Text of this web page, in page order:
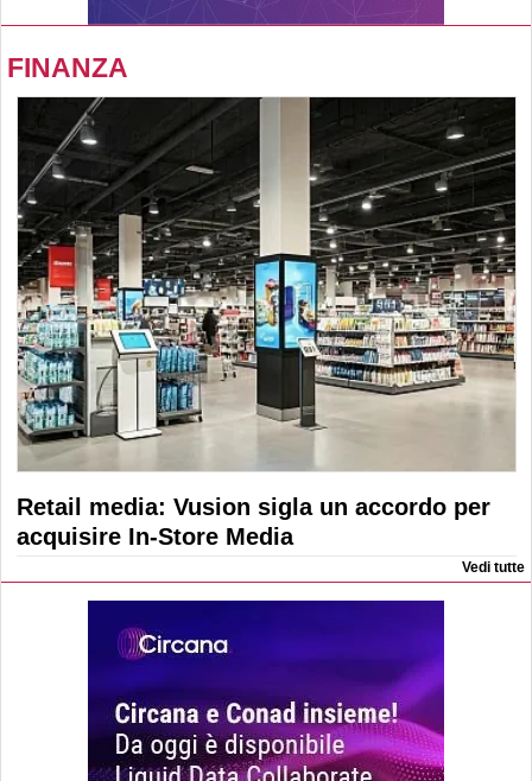
FINANZA
Retail media: Vusion sigla un accordo per
acquisire In-Store Media
Vedi tutte